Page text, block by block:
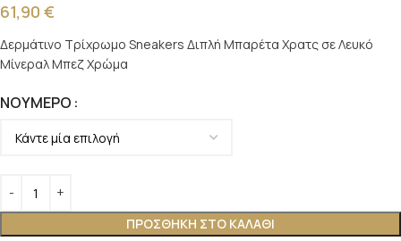
61,90 €
Δερμάτινο Τρίχρωμο Sneakers Διπλή Μπαρέτα Χρατς σε Λευκό
Μίνεραλ Μπεζ Χρώμα
ΝΟΎΜΕΡΟ
ΠΡΟΣΘΉΚΗ ΣΤΟ ΚΑΛΆΘΙ